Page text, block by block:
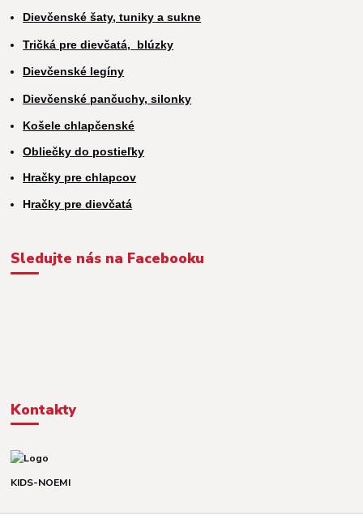
Dievčenské šaty, tuniky a sukne
Tričká pre dievčatá, blúzky
Dievčenské legíny
Dievčenské pančuchy, silonky
Košele chlapčenské
Obliečky do postieľky
Hračky pre chlapcov
Hračky pre dievčatá
Sledujte nás na Facebooku
Kontakty
KIDS-NOEMI